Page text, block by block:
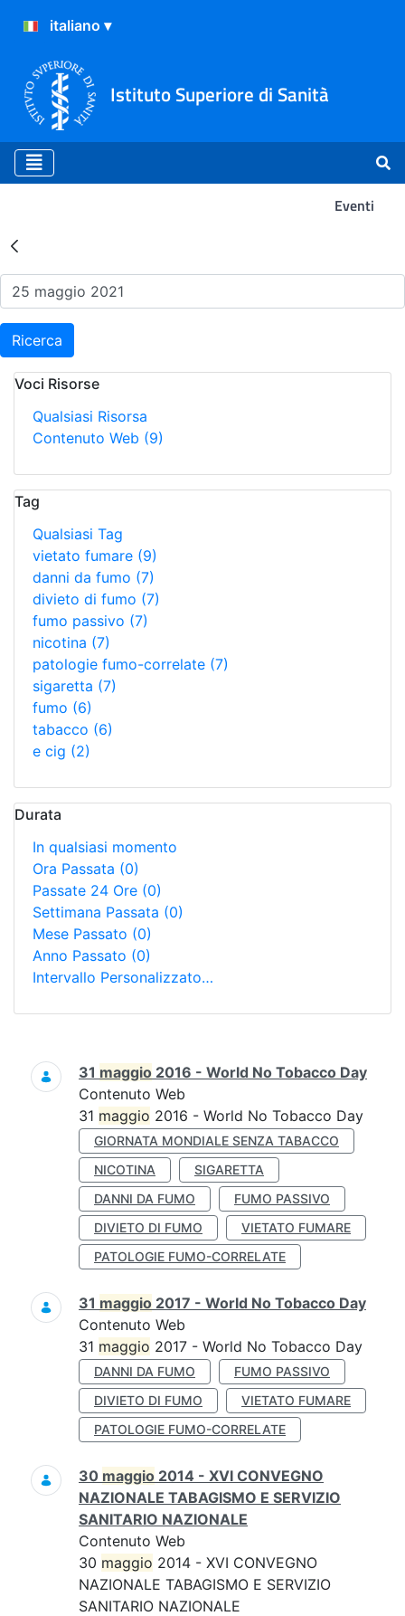
Istituto Superiore di Sanità
Eventi
Risultati della Ricerca -
Ricerca
Voci Risorse
Qualsiasi Risorsa
Contenuto Web (9)
Tag
Qualsiasi Tag
vietato fumare (9)
danni da fumo (7)
divieto di fumo (7)
fumo passivo (7)
nicotina (7)
patologie fumo-correlate (7)
sigaretta (7)
fumo (6)
tabacco (6)
e cig (2)
Durata
In qualsiasi momento
Ora Passata (0)
Passate 24 Ore (0)
Settimana Passata (0)
Mese Passato (0)
Anno Passato (0)
Intervallo Personalizzato…
Ricerca
31 maggio 2016 - World No Tobacco Day
Contenuto Web
31 maggio 2016 - World No Tobacco Day
GIORNATA MONDIALE SENZA TABACCO
NICOTINA
SIGARETTA
DANNI DA FUMO
FUMO PASSIVO
DIVIETO DI FUMO
VIETATO FUMARE
PATOLOGIE FUMO-CORRELATE
31 maggio 2017 - World No Tobacco Day
Contenuto Web
31 maggio 2017 - World No Tobacco Day
DANNI DA FUMO
FUMO PASSIVO
DIVIETO DI FUMO
VIETATO FUMARE
PATOLOGIE FUMO-CORRELATE
30 maggio 2014 - XVI CONVEGNO
NAZIONALE TABAGISMO E SERVIZIO
SANITARIO NAZIONALE
Contenuto Web
30 maggio 2014 - XVI CONVEGNO
NAZIONALE TABAGISMO E SERVIZIO
SANITARIO NAZIONALE